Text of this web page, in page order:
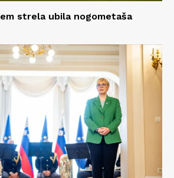
strela ubila nogometaša